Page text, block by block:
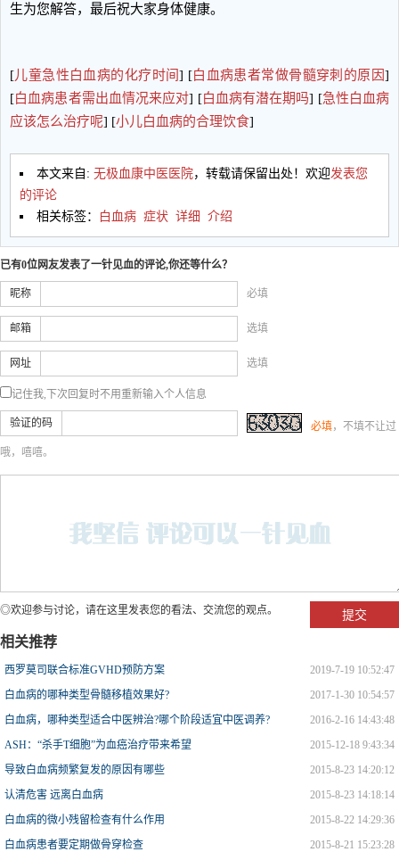
生为您解答，最后祝大家身体健康。
[儿童急性白血病的化疗时间] [白血病患者常做骨髓穿刺的原因]
[白血病患者需出血情况来应对] [白血病有潜在期吗] [急性白血病
应该怎么治疗呢] [小儿白血病的合理饮食]
本文来自: 无极血康中医医院，转载请保留出处！欢迎发表您
的评论
相关标签：
白血病 症状 详细 介绍
已有0位网友发表了一针见血的评论,你还等什么？
昵称 必填
邮箱 选填
网址 选填
记住我,下次回复时不用重新输入个人信息
验证的码 必填，不填不让过
哦，嘻嘻。
◎欢迎参与讨论，请在这里发表您的看法、交流您的观点。
相关推荐
西罗莫司联合标准GVHD预防方案
2019-7-19 10:52:47
白血病的哪种类型骨髓移植效果好?
2017-1-30 10:54:57
白血病，哪种类型适合中医辨治?哪个阶段适宜中医调养?
2016-2-16 14:43:48
ASH：“杀手T细胞”为血癌治疗带来希望
2015-12-18 9:43:34
导致白血病频繁复发的原因有哪些
2015-8-23 14:20:12
认清危害 远离白血病
2015-8-23 14:18:14
白血病的微小残留检查有什么作用
2015-8-22 14:29:36
白血病患者要定期做骨穿检查
2015-8-21 15:23:28